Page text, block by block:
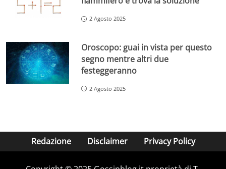
2 Agosto 2025
Oroscopo: guai in vista per questo
segno mentre altri due
festeggeranno
2 Agosto 2025
Redazione Disclaimer Privacy Policy